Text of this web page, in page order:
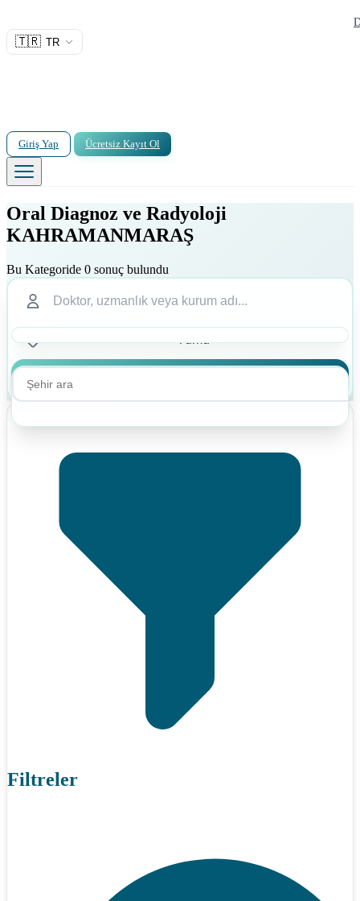
🇹🇷 TR
Giriş Yap Ücretsiz Kayıt Ol
Oral Diagnoz ve Radyoloji
KAHRAMANMARAŞ
Bu Kategoride 0 sonuç bulundu
Filtreler